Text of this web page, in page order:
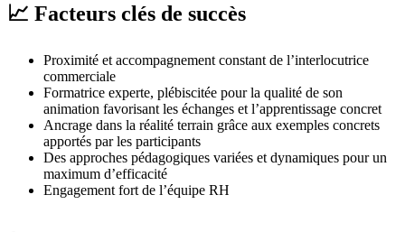
📈 Facteurs clés de succès
Proximité et accompagnement constant de l’interlocutrice
commerciale
Formatrice experte, plébiscitée pour la qualité de son
animation favorisant les échanges et l’apprentissage concret
Ancrage dans la réalité terrain grâce aux exemples concrets
apportés par les participants
Des approches pédagogiques variées et dynamiques pour un
maximum d’efficacité
Engagement fort de l’équipe RH